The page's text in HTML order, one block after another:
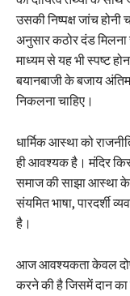
उसकी निष्पक्ष जांच होनी
अनुसार कठोर दंड मिलना
माध्यम से यह भी स्पष्ट
बयानबाजी के बजाय
निकलना चाहिए।
धार्मिक आस्था को
ही आवश्यक है। मंदिर
समाज की साझा आस्था के
संयमित भाषा, पारदर्शी
है।
आज आवश्यकता केवल दोष
करने की है जिसमें दान का